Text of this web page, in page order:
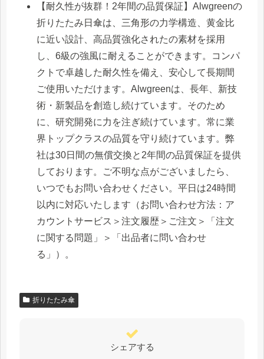
【耐久性が抜群！2年間の品質保証】Alwgreenの
折りたたみ日傘は、三角形の力学構造、黄金比
に近い設計、高品質強化されたの素材を採用
し、6級の強風に耐えることができます。コンパ
クトで卓越した耐久性を備え、安心して長期間
ご使用いただけます。Alwgreenは、長年、新技
術・新製品を創造し続けています。そのため
に、研究開発に力を注ぎ続けています。常に業
界トップクラスの品質を守り続けています。弊
社は30日間の無償交換と2年間の品質保証を提供
しております。ご不明な点がございましたら、
いつでもお問い合わせください。平日は24時間
以内に対応いたします（お問い合わせ方法：ア
カウントサービス＞注文履歴＞ご注文＞「注文
に関する問題」＞「出品者に問い合わせ
る」）。
折りたたみ傘
シェアする